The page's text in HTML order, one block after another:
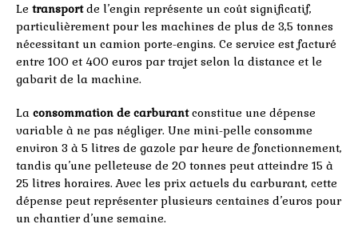
Le transportde l’engin représente un coût significatif,
particulièrement pour les machines de plus de 3,5 tonnes
nécessitant un camion porte-engins. Ce service est facturé
entre 100 et 400 euros par trajet selon la distance et le
gabarit de la machine.
La consommation de carburantconstitue une dépense
variable à ne pas négliger. Une mini-pelle consomme
environ 3 à 5 litres de gazole par heure de fonctionnement,
tandis qu’une pelleteuse de 20 tonnes peut atteindre 15 à
25 litres horaires. Avec les prix actuels du carburant, cette
dépense peut représenter plusieurs centaines d’euros pour
un chantier d’une semaine.